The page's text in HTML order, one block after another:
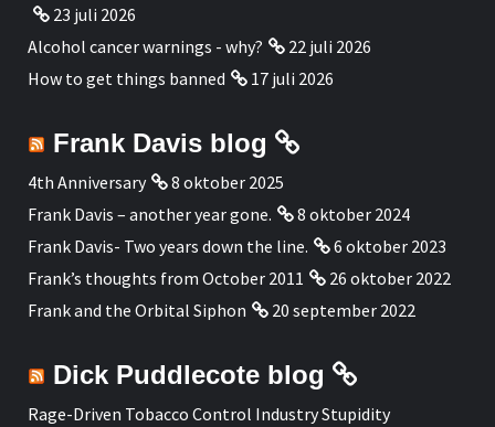
23 juli 2026
Alcohol cancer warnings - why?
22 juli 2026
How to get things banned
17 juli 2026
Frank Davis blog
4th Anniversary
8 oktober 2025
Frank Davis – another year gone.
8 oktober 2024
Frank Davis- Two years down the line.
6 oktober 2023
Frank’s thoughts from October 2011
26 oktober 2022
Frank and the Orbital Siphon
20 september 2022
Dick Puddlecote blog
Rage-Driven Tobacco Control Industry Stupidity